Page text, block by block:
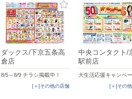
ダックス/下京五条高
倉店
8/5～8/9 チラシ掲載中！
[＋]その他の店舗
中央コンタクト/
駅前店
大生活応援キャンペ
[＋]その